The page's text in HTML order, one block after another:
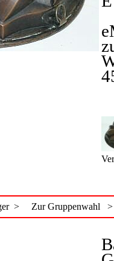
> Zur Gruppenwahl >